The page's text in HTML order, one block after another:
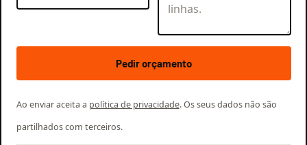
Pedir orçamento
Ao enviar aceita a política de privacidade. Os seus dados não são
partilhados com terceiros.